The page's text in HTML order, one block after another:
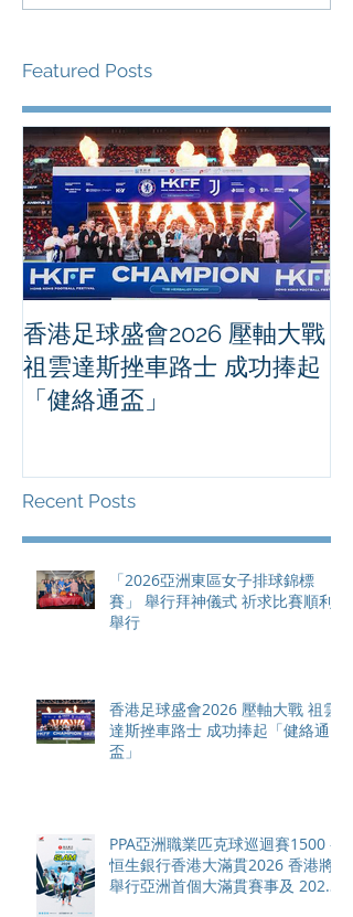
Featured Posts
香港足球盛會2026 壓軸大戰
祖雲達斯挫車路士 成功捧起
「健絡通盃」
Recent Posts
「2026亞洲東區女子排球錦標
賽」 舉行拜神儀式 祈求比賽順利
舉行
香港足球盛會2026 壓軸大戰 祖雲
達斯挫車路士 成功捧起「健絡通
盃」
PPA亞洲職業匹克球巡迴賽1500 -
恒生銀行香港大滿貫2026 香港將
舉行亞洲首個大滿貫賽事及 2026